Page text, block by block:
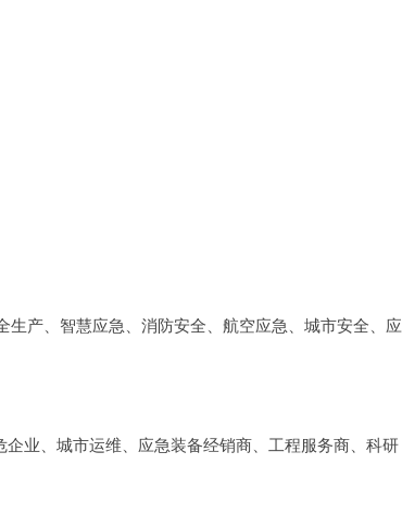
产、智慧应急、消防安全、航空应急、城市安全、应
业、城市运维、应急装备经销商、工程服务商、科研